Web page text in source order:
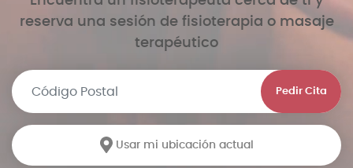
reserva una sesión de fisioterapia o masaje
terapéutico
Pedir Cita
Usar mi ubicación actual